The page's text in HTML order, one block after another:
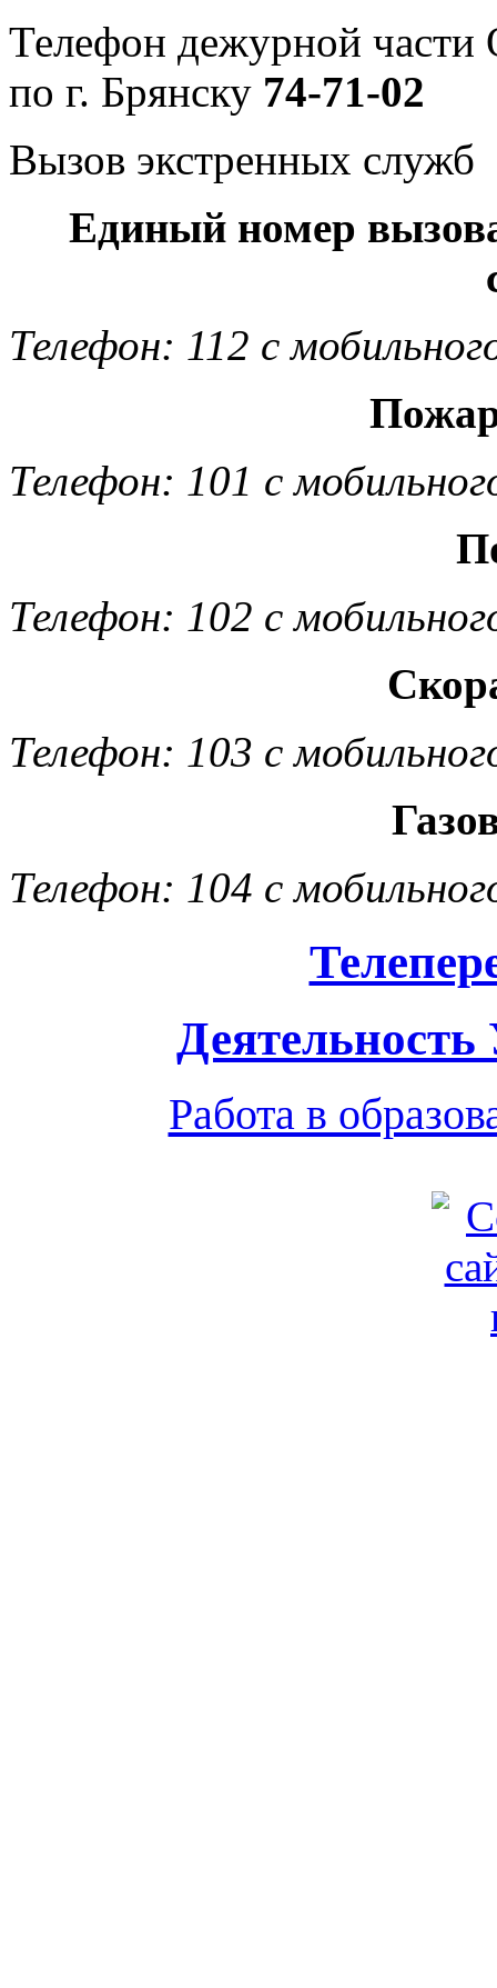
Телефон дежурной
по г. Брянску 74-71-02
Вызов экстренных служб
Единый номер
Телефон: 112 с
Телефон: 101 с
Телефон: 102 с
Телефон: 103 с
Телефон: 104 с
Работа в